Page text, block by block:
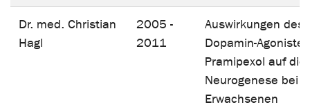
Dr. med. Christian
Hagl
2005 -
2011
Auswirkungen des
Dopamin-Agonisten
Pramipexol auf die
Neurogenese bei
Erwachsenen